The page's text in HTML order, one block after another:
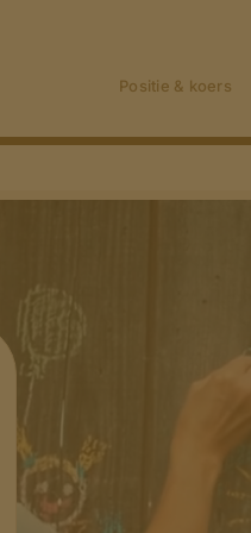
Positie & koers